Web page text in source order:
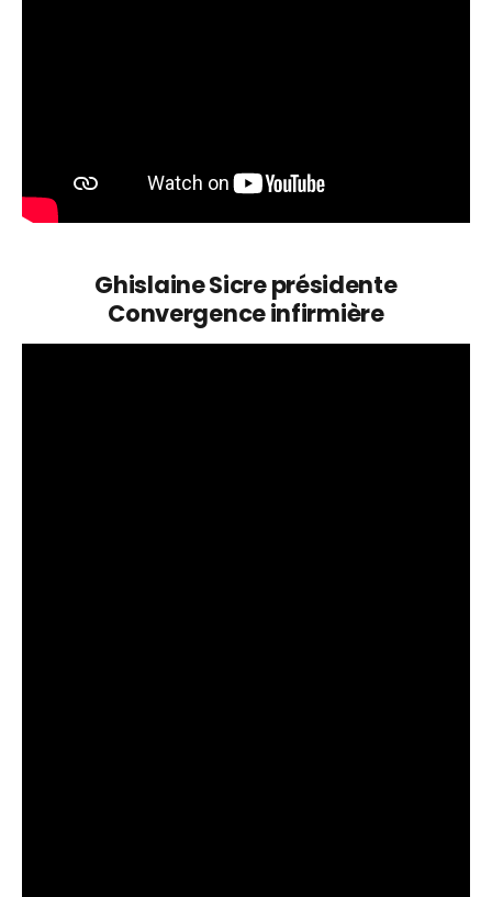
Ghislaine Sicre présidente
Convergence infirmière